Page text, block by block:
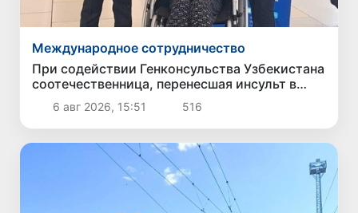
Международное сотрудничество
При содействии Генконсульства Узбекистана
соотечественница, перенесшая инсульт в
Алматы, вернулась на родину
6 авг 2026, 15:51 516